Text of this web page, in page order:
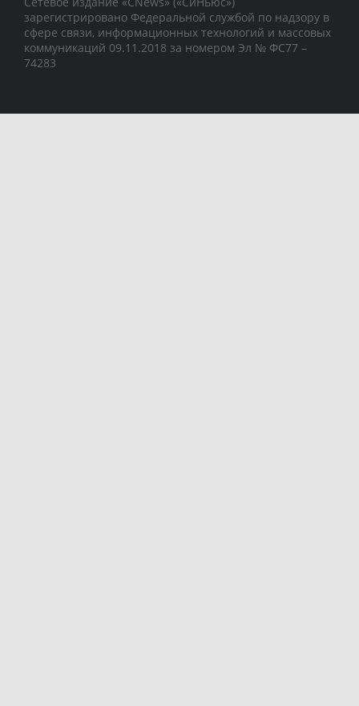
зарегистрировано Федеральной службой по надзору в
сфере связи, информационных технологий и массовых
коммуникаций 09.11.2018 за номером Эл № ФС77 –
74283